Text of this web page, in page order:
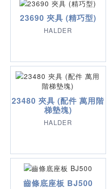
23690 夾具 (精巧型)
HALDER
23480 夾具 (配件 萬用階
梯墊塊)
HALDER
齒條底座板 BJ500